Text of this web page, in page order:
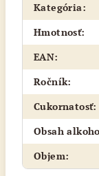
Kategória:
Hmotnosť:
EAN:
Ročník:
Cukornatosť:
Obsah
Objem: